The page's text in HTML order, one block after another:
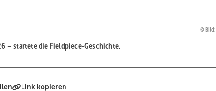
– startete die Fieldpiece-Geschichte.
Link kopieren